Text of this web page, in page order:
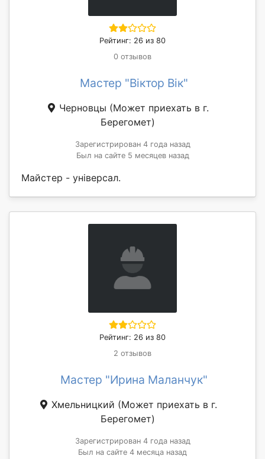
Рейтинг: 26 из 80
0 отзывов
Мастер "Віктор Вік"
Черновцы (Может приехать в г.
Берегомет)
Зарегистрирован 4 года назад
Был на сайте 5 месяцев назад
Майстер - універсал.
Рейтинг: 26 из 80
2 отзывов
Мастер "Ирина Маланчук"
Хмельницкий (Может приехать в г.
Берегомет)
Зарегистрирован 4 года назад
Был на сайте 4 месяца назад